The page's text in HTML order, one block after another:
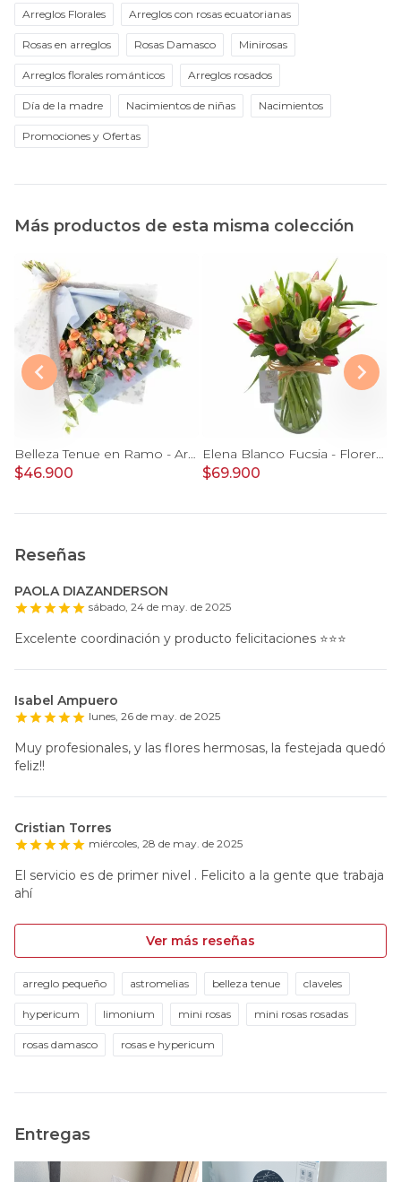
Arreglos Florales Arreglos con rosas ecuatorianas
Rosas en arreglos Rosas Damasco Minirosas
Arreglos florales románticos Arreglos rosados
Día de la madre Nacimientos de niñas Nacimientos
Promociones y Ofertas
Más productos de esta misma colección
Belleza Tenue en Ramo - Arreglo de rosas blancas, delfinium azul, astromelias y eucaliptus
$46.900
Elena Blanco Fucsia - Florero con rosas blanco y tulipanes fucsia
$69.900
Reseñas
PAOLA DIAZANDERSON
sábado, 24 de may. de 2025
Excelente coordinación y producto felicitaciones ⭐️⭐️⭐️
Isabel Ampuero
lunes, 26 de may. de 2025
Muy profesionales, y las flores hermosas, la festejada quedó
feliz!!
Cristian Torres
miércoles, 28 de may. de 2025
El servicio es de primer nivel . Felicito a la gente que trabaja
ahí
Ver más reseñas
arreglo pequeño astromelias belleza tenue claveles
hypericum limonium mini rosas mini rosas rosadas
rosas damasco rosas e hypericum
Entregas